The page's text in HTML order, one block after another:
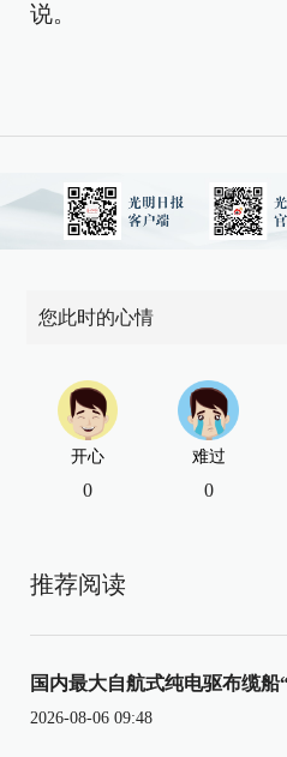
说。
您此时的心情
开心
0
难过
0
推荐阅读
国内最大自航式纯电驱布缆船
2026-08-06 09:48